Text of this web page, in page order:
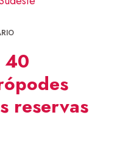
40
reservas